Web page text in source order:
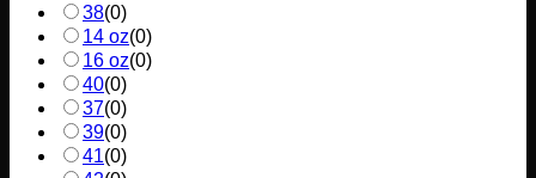
38(0)
14 oz(0)
16 oz(0)
40(0)
37(0)
39(0)
41(0)